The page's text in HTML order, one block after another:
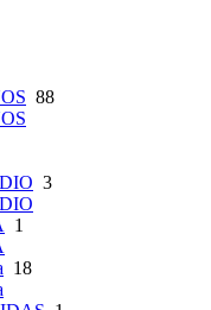
88
3
1
18